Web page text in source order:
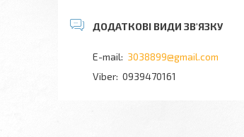
3038899@gmail.com
0939470161